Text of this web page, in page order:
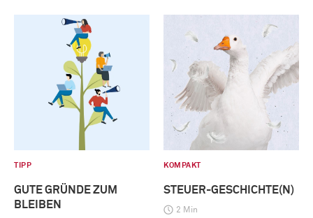
TIPP
GUTE GRÜNDE ZUM
BLEIBEN
KOMPAKT
STEUER-GESCHICHTE(N)
2 Min